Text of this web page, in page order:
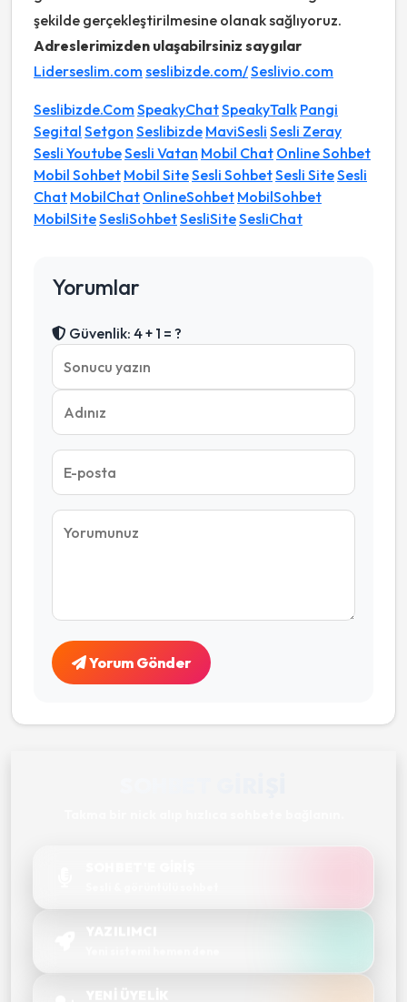
şekilde gerçekleştirilmesine olanak sağlıyoruz.
Adreslerimizden ulaşabilrsiniz saygılar
Liderseslim.com seslibizde.com/Seslivio.com
Seslibizde.Com SpeakyChatSpeakyTalk Pangi
Segital Setgon Seslibizde MaviSesli Sesli Zeray
Sesli YoutubeSesli Vatan Mobil Chat Online Sohbet
Mobil Sohbet Mobil SiteSesli SohbetSesli SiteSesli
Chat MobilChat OnlineSohbet MobilSohbet
MobilSiteSesliSohbetSesliSiteSesliChat
Yorumlar
Güvenlik: 4 + 1 = ?
Yorum Gönder